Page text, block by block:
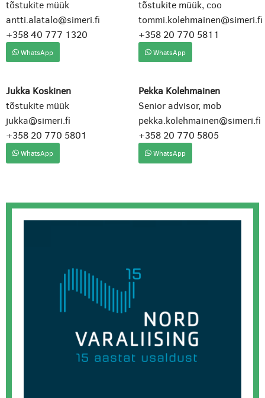
tõstukite müük
antti.alatalo@simeri.fi
+358 40 777 1320
WhatsApp
tõstukite müük, coo
tommi.kolehmainen@simeri.fi
+358 20 770 5811
WhatsApp
Jukka Koskinen
tõstukite müük
jukka@simeri.fi
+358 20 770 5801
WhatsApp
Pekka Kolehmainen
Senior advisor, mob
pekka.kolehmainen@simeri.fi
+358 20 770 5805
WhatsApp